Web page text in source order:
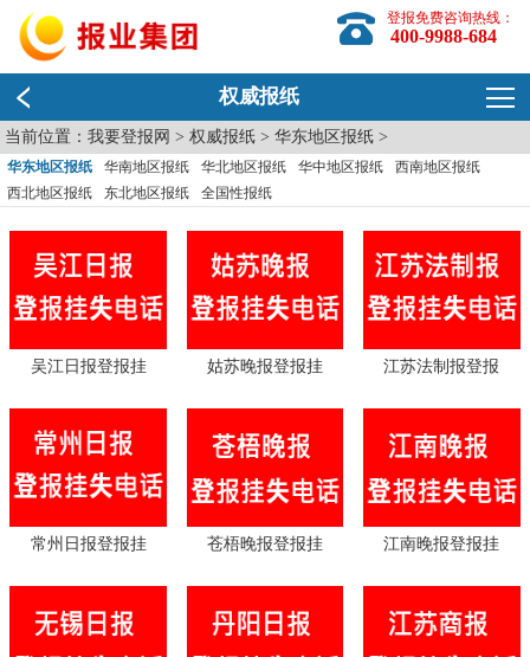
登报免费咨询热线：
400-9988-684
权威报纸
当前位置：我要登报网 >权威报纸 >华东地区报纸 >
华东地区报纸 华南地区报纸 华北地区报纸 华中地区报纸
西南地区报纸
西北地区报纸
东北地区报纸 全国性报纸
吴江日报登报挂 姑苏晚报登报挂 江苏法制报登报
常州日报登报挂 苍梧晚报登报挂 江南晚报登报挂